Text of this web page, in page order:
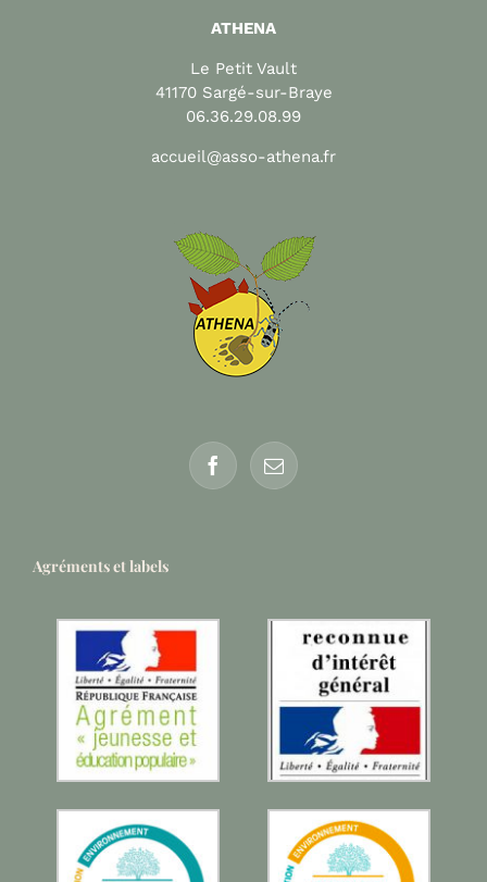
ATHENA
Le Petit Vault
41170 Sargé-sur-Braye
06.36.29.08.99
accueil@asso-athena.fr
Agréments et labels